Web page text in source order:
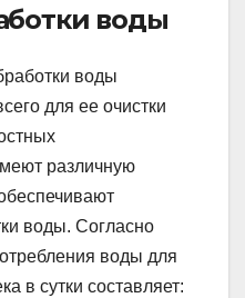
воды
воды
для ее очистки
различную
воды. Согласно
воды для
в сутки составляет: